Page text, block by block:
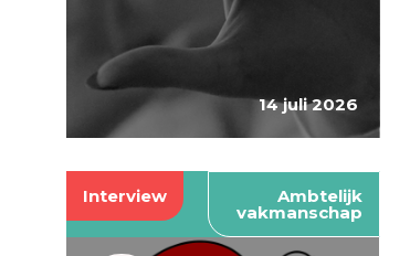
14 juli 2026
Interview Ambtelijk
vakmanschap